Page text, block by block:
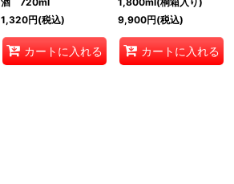
1,320円(税込)
カートに入れる
9,900円(税込)
カートに入れる